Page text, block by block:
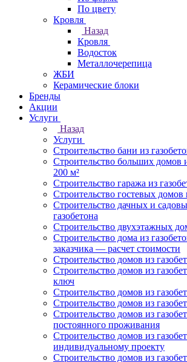
По цвету
Кровля
Назад
Кровля
Водосток
Металлочерепица
ЖБИ
Керамические блоки
Бренды
Акции
Услуги
Назад
Услуги
Строительство бани из
Строительство больших домов
200 м²
Строительство гаража из
Строительство гостевых домов
Строительство дачных и
газобетона
Строительство двухэтажных
Строительство дома из
заказчика — расчет стоимости
Строительство домов из
Строительство домов из
ключ
Строительство домов из
Строительство домов из
Строительство домов из
постоянного проживания
Строительство домов из
индивидуальному проекту
Строительство домов из